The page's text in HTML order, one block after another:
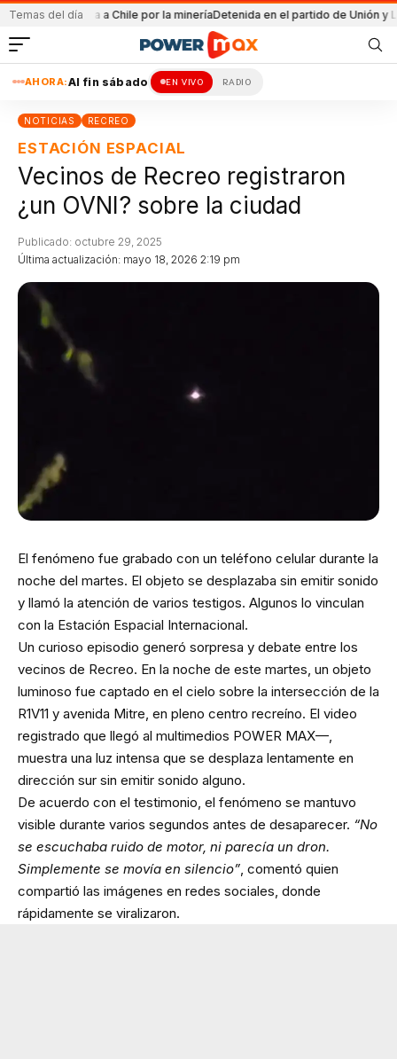
Temas del día
Pullaro viaja a Chile por la mineríaDetenida en el partido de Unión y Lanús
AHORA:Al fin sábado EN VIVO RADIO
NOTICIAS RECREO
ESTACIÓN ESPACIAL
Vecinos de Recreo registraron
¿un OVNI? sobre la ciudad
Última actualización: mayo 18, 2026 2:19 pm
Publicado: octubre 29, 2025
El fenómeno fue grabado con un teléfono celular durante la
noche del martes. El objeto se desplazaba sin emitir sonido
y llamó la atención de varios testigos. Algunos lo vinculan
con la Estación Espacial Internacional.
Un curioso episodio generó sorpresa y debate entre los
vecinos de Recreo. En la noche de este martes, un objeto
luminoso fue captado en el cielo sobre la intersección de la
R1V11 y avenida Mitre, en pleno centro recreíno. El video
registrado que llegó al multimedios POWER MAX—,
muestra una luz intensa que se desplaza lentamente en
dirección sur sin emitir sonido alguno.
De acuerdo con el testimonio, el fenómeno se mantuvo
visible durante varios segundos antes de desaparecer. “No
se escuchaba ruido de motor, ni parecía un dron.
Simplemente se movía en silencio”, comentó quien
compartió las imágenes en redes sociales, donde
rápidamente se viralizaron.